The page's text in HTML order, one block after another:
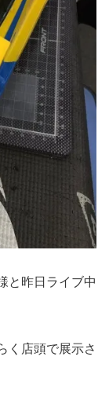
と昨日ライブ中
く店頭で展示さ